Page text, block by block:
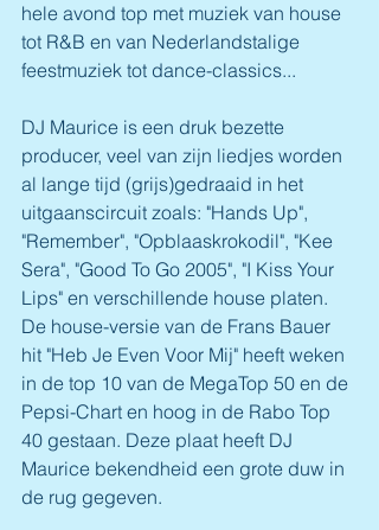
hele avond top met muziek van house
tot R&B en van Nederlandstalige
feestmuziek tot dance-classics...
DJ Maurice is een druk bezette
producer, veel van zijn liedjes worden
al lange tijd (grijs)gedraaid in het
uitgaanscircuit zoals: "Hands Up",
"Remember", "Opblaaskrokodil", "Kee
Sera", "Good To Go 2005", "I Kiss Your
Lips" en verschillende house platen.
De house-versie van de Frans Bauer
hit "Heb Je Even Voor Mij" heeft weken
in de top 10 van de MegaTop 50 en de
Pepsi-Chart en hoog in de Rabo Top
40 gestaan. Deze plaat heeft DJ
Maurice bekendheid een grote duw in
de rug gegeven.